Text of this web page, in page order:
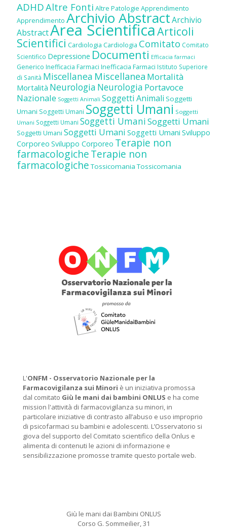
ADHDAltre Fonti Altre Patologie Apprendimento
Apprendimento Archivio AbstractArchivio
AbstractArea ScientificaArticoli
Scientifici Cardiologia Cardiologia Comitato Comitato
Scientifico Depressione Documenti Efficacia farmaci
Generico Inefficacia Farmaci Inefficacia Farmaci Istituto Superiore
di Sanità Miscellanea Miscellanea Mortalità
Mortalità Neurologia Neurologia Portavoce
Nazionale Soggetti Animali Soggetti Animali Soggetti
Umani Soggetti Umani Soggetti Umani Soggetti
Umani Soggetti Umani Soggetti UmaniSoggetti Umani
Soggetti Umani Soggetti Umani Soggetti Umani Sviluppo
Corporeo Sviluppo Corporeo Terapie non
farmacologicheTerapie non
farmacologiche Tossicomania Tossicomania
L'ONFM - Osservatorio Nazionale per la
Farmacovigilanza sui Minori è un iniziativa promossa
dal comitato Giù le mani dai bambini ONLUS e ha come
mission l'attività di farmacovigilanza su minori, in
particolare iniziative di contrasto all’abuso e uso improprio
di psicofarmaci su bambini e adolescenti. L’Osservatorio si
giova del supporto del Comitato scientifico della Onlus e
alimenta di contenuti le azioni di informazione e
sensibilizzazione promosse tramite questo portale web.
Giù le mani dai Bambini ONLUS
Corso G. Sommeilier, 31